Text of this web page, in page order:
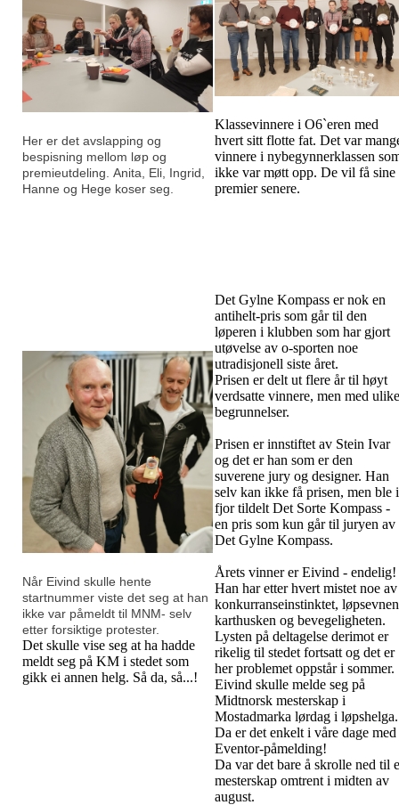
Her er det avslapping og
bespisning mellom løp og
premieutdeling. Anita, Eli, Ingrid,
Hanne og Hege koser seg.
Klassevinnere i O6`eren med
hvert sitt flotte fat. Det var
vinnere i nybegynnerklassen
ikke var møtt opp. De vil få sine
premier senere.
Når Eivind skulle hente
startnummer viste det seg at han
ikke var påmeldt til MNM- selv
etter forsiktige protester.
Det skulle vise seg at ha hadde
meldt seg på KM i stedet som
gikk ei annen helg. Så da, så...!
Det Gylne Kompass er nok en
antihelt-pris som går til den
løperen i klubben som har gjort
utøvelse av o-sporten noe
utradisjonell siste året.
Prisen er delt ut flere år til høyt
verdsatte vinnere, men med ulike
begrunnelser.
Prisen er innstiftet av Stein Ivar
og det er han som er den
suverene jury og designer. Han
selv kan ikke få prisen, men ble i
fjor tildelt Det Sorte Kompass -
en pris som kun går til juryen av
Det Gylne Kompass.
Årets vinner er Eivind - endelig!
Han har etter hvert mistet noe av
konkurranseinstinktet,
karthusken og bevegeligheten.
Lysten på deltagelse derimot er
rikelig til stedet fortsatt og det er
her problemet oppstår i sommer.
Eivind skulle melde seg på
Midtnorsk mesterskap i
Mostadmarka lørdag i løpshelga.
Da er det enkelt i våre dage med
Eventor-påmelding!
Da var det bare å skrolle ned til
mesterskap omtrent i midten av
august.